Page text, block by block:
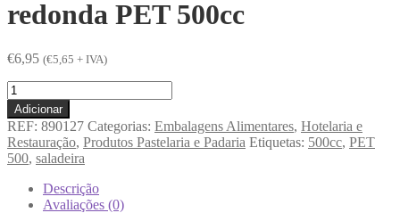
redonda PET 500cc
€6,95 (€5,65 + IVA)
Quantidade
de
50
embalagens
alimentar
redonda
PET
500cc
Adicionar
REF: 890127 Categorias: Embalagens Alimentares, Hotelaria e
Restauração, Produtos Pastelaria e Padaria Etiquetas: 500cc, PET
500, saladeira
Descrição
Avaliações (0)